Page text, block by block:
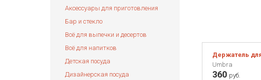
Аксессуары для приготовления
Бар и стекло
Всё для выпечки и десертов
Всё для напитков
Детская посуда
Дизайнерская посуда
Держатель
Umbra
360 руб.